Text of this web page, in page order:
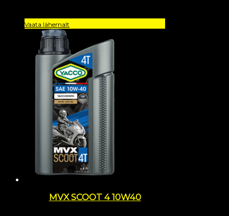
Vaata lähemalt
MVX SCOOT 4 10W40